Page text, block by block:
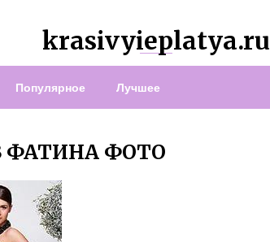
krasivyieplatya.ru
Популярное Лучшее
ФАТИНА ФОТО